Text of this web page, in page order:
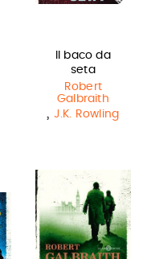
Il baco da
seta
Robert
Galbraith
, J.K. Rowling